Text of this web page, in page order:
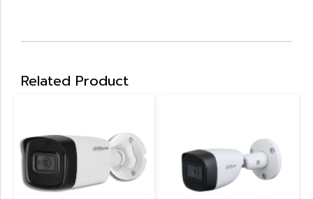
Related Product